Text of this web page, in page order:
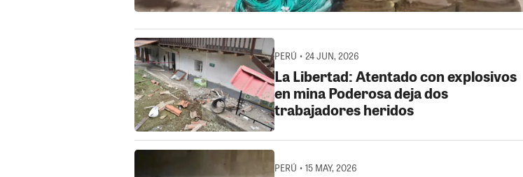
PERÚ • 24 JUN, 2026
La Libertad: Atentado con explosivos
en mina Poderosa deja dos
trabajadores heridos
PERÚ • 15 MAY, 2026